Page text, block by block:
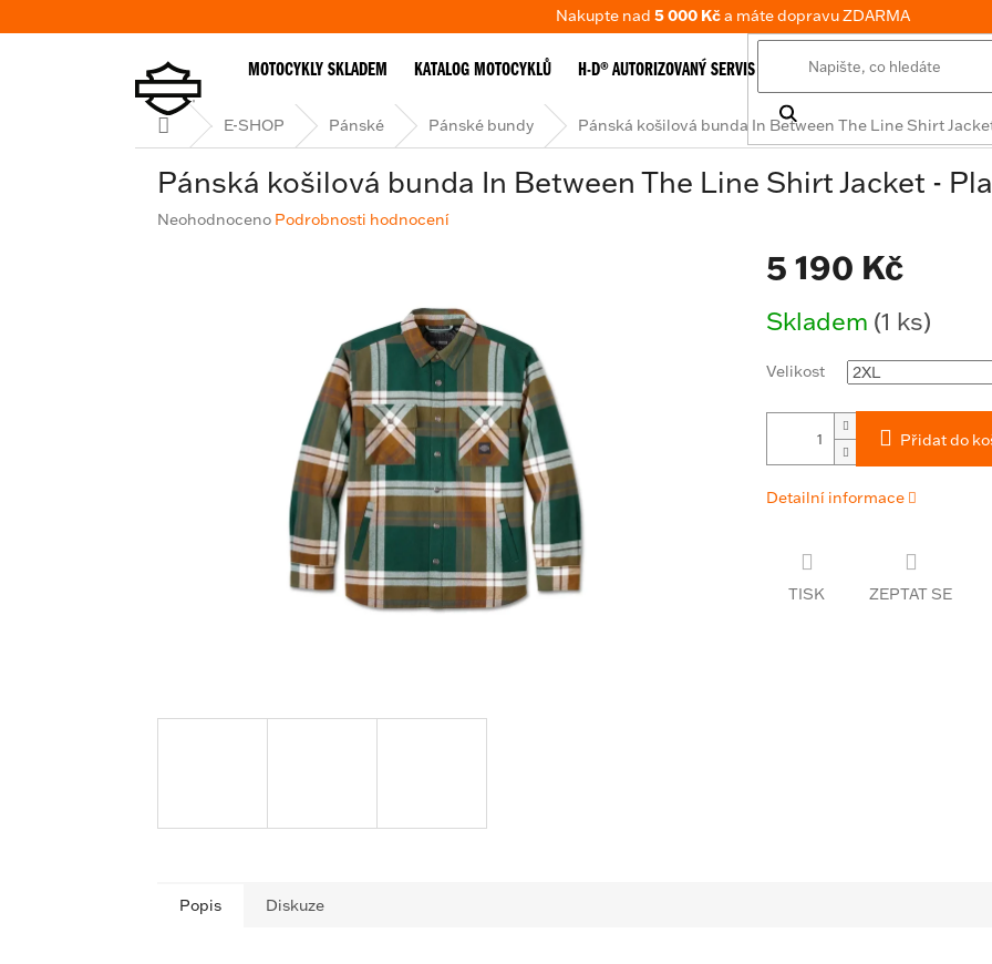
na
Nakupte nad 5 000 Kča máte dopravu ZDARMA
MOTOCYKLY SKLADEM KATALOG MOTOCYKLŮ H-D® AUTORIZOVANÝ SERVIS E-SHOP TABULKA VELIKOSTÍ
Domů E-SHOP Pánské Pánské bundy Pánská košilová bunda In Between The Line Shirt
Pánská košilová bunda In Between The Line Shirt Jacket -
Průměrné
Neohodnoceno Podrobnosti hodnocení
5 190 Kč
cena:
Skladem (1 ks)
Velikost
Přidat do
Detailní informace
TISK ZEPTAT SE
Popis Diskuze